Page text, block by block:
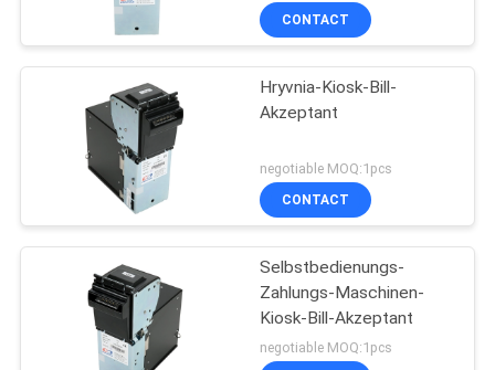
CONTACT
Hryvnia-Kiosk-Bill-
Akzeptant
negotiable MOQ:1pcs
CONTACT
Selbstbedienungs-
Zahlungs-Maschinen-
Kiosk-Bill-Akzeptant
negotiable MOQ:1pcs